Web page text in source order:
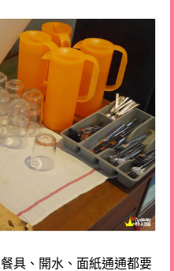
具、開水、面紙通通都要